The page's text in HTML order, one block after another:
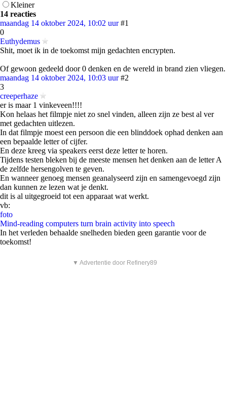
Kleiner
14 reacties
maandag 14 oktober 2024, 10:02 uur #1
0
Euthydemus
Shit, moet ik in de toekomst mijn gedachten encrypten.
Of gewoon gedeeld door 0 denken en de wereld in brand zien vliegen.
maandag 14 oktober 2024, 10:03 uur #2
3
creeperhaze
er is maar 1 vinkeveen!!!!
Kon helaas het filmpje niet zo snel vinden, alleen zijn ze best al ver
met gedachten uitlezen.
In dat filmpje moest een persoon die een blinddoek ophad denken aan
een bepaalde letter of cijfer.
En deze kreeg via speakers eerst deze letter te horen.
Tijdens testen bleken bij de meeste mensen het denken aan de letter A
de zelfde hersengolven te geven.
En wanneer genoeg mensen geanalyseerd zijn en samengevoegd zijn
dan kunnen ze lezen wat je denkt.
dit is al uitgegroeid tot een apparaat wat werkt.
vb:
foto
Mind-reading computers turn brain activity into speech
In het verleden behaalde snelheden bieden geen garantie voor de
toekomst!
▼ Advertentie door Refinery89